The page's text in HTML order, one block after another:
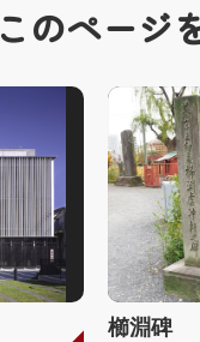
このページ
櫛淵碑